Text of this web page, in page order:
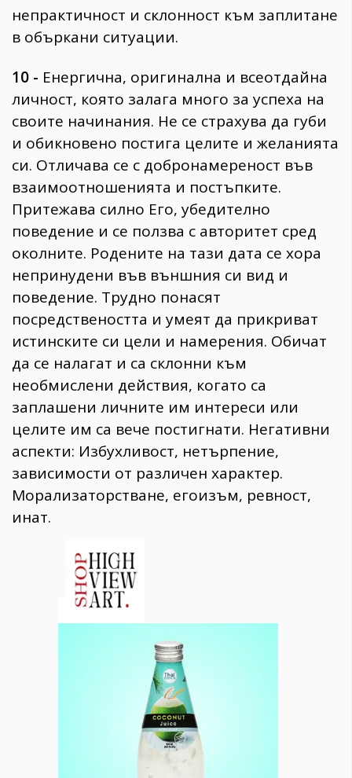
непрактичност и склонност към заплитане
в объркани ситуации.
10 - Енергична, оригинална и всеотдайна
личност, която залага много за успеха на
своите начинания. Не се страхува да губи
и обикновено постига целите и желанията
си. Отличава се с добронамереност във
взаимоотношенията и постъпките.
Притежава силно Его, убедително
поведение и се ползва с авторитет сред
околните. Родените на тази дата се хора
непринудени във външния си вид и
поведение. Трудно понасят
посредствеността и умеят да прикриват
истинските си цели и намерения. Обичат
да се налагат и са склонни към
необмислени действия, когато са
заплашени личните им интереси или
целите им са вече постигнати. Негативни
аспекти: Избухливост, нетърпение,
зависимости от различен характер.
Морализаторстване, егоизъм, ревност,
инат.